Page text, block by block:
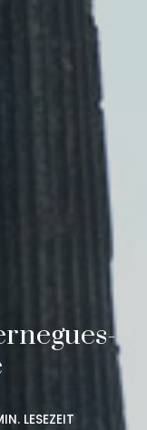
LESEZEIT